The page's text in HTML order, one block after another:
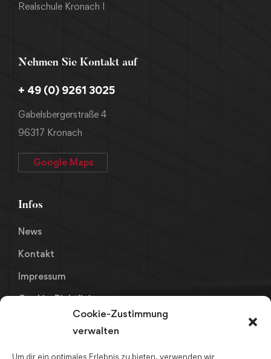
Cookie-Zustimmung
verwalten
Um dir ein optimales Erlebnis zu bieten, verwenden wir
Realschule Kronach I
Nehmen Sie Kontakt auf
+ 49 (0) 9261 3025
Gabelsbergerstraße 4
96317 Kronach
Google Maps
Infos
News
Kontakt
Impressum
Cookie-Richtlinie